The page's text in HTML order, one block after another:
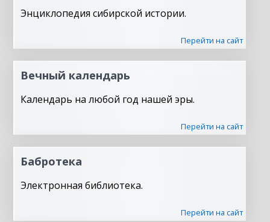
Энциклопедия сибирской истории.
Перейти на сайт
Вечный календарь
Календарь на любой год нашей эры.
Перейти на сайт
Бабротека
Электронная библиотека.
Перейти на сайт